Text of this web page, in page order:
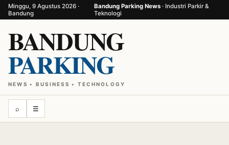
Minggu, 9 Agustus 2026 ·
Bandung
Bandung Parking News · Industri Parkir &
Teknologi
BANDUNG
PARKING
NEWS • BUSINESS • TECHNOLOGY
⌕ ☰